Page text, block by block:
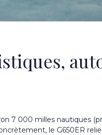
7 000 milles nautiques
le G650ER